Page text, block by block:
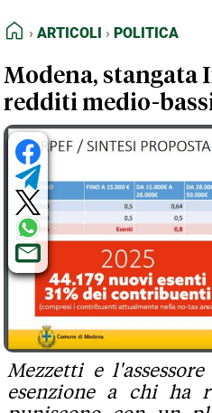
FEED RSS
NORMATIVE
TERMINI e CONDIZIONI
HOME
ARTICOLI POLITICA
Modena, stangata
redditi medio-
Mezzetti e
esenzione a chi ha